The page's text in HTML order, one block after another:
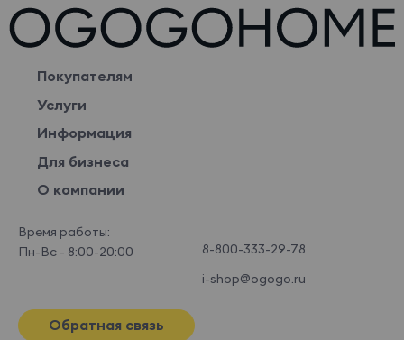
Покупателям
Услуги
Информация
Для бизнеса
О компании
Время работы:
Пн-Вс - 8:00-20:00
8-800-333-29-78
i-shop@ogogo.ru
Обратная связь